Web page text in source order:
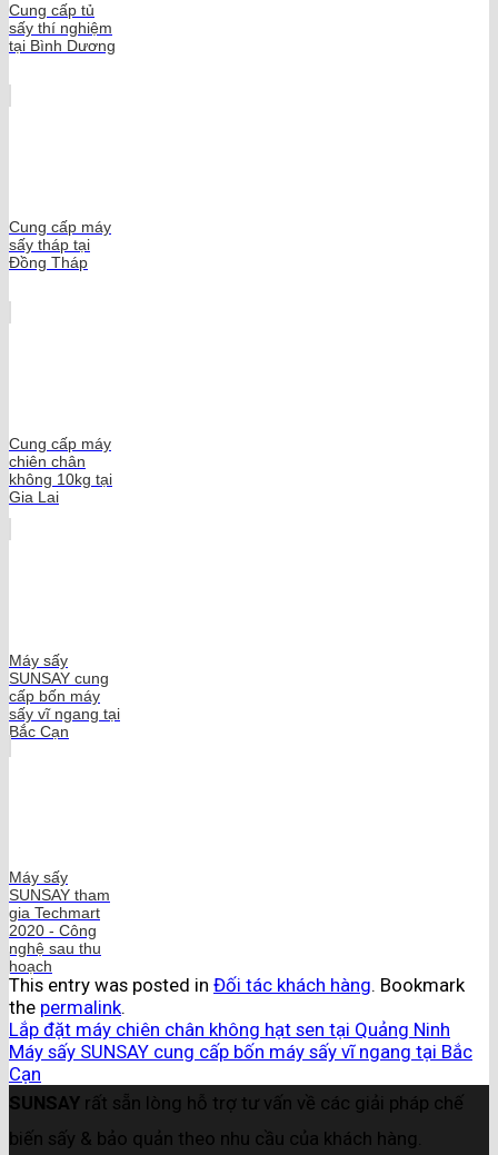
Cung cấp tủ
sấy thí nghiệm
tại Bình Dương
Cung cấp máy
sấy tháp tại
Đồng Tháp
Cung cấp máy
chiên chân
không 10kg tại
Gia Lai
Máy sấy
SUNSAY cung
cấp bốn máy
sấy vĩ ngang tại
Bắc Cạn
Máy sấy
SUNSAY tham
gia Techmart
2020 - Công
nghệ sau thu
hoạch
This entry was posted in Đối tác khách hàng. Bookmark
the permalink.
Lắp đặt máy chiên chân không hạt sen tại Quảng Ninh
Máy sấy SUNSAY cung cấp bốn máy sấy vĩ ngang tại Bắc
Cạn
SUNSAY rất sẵn lòng hỗ trợ tư vấn về các giải pháp chế
biến sấy & bảo quản theo nhu cầu của khách hàng.